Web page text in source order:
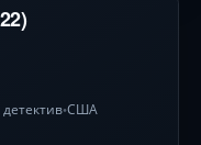
детектив•США